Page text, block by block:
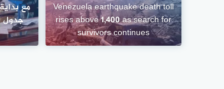
Venezuela earthquake death toll
rises above 1,400 as search for
survivors continues
مع
جدول